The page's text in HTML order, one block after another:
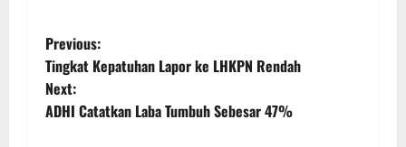
Previous:
Tingkat Kepatuhan Lapor ke LHKPN Rendah
Next:
ADHI Catatkan Laba Tumbuh Sebesar 47%